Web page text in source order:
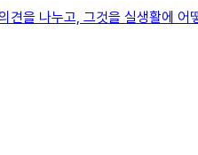
을 나누고, 그것을 실생활에